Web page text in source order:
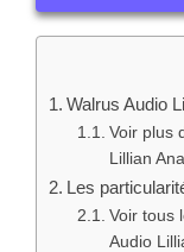
Walrus Audio
Voir plus
Lillian
Les
Voir tous
Audio